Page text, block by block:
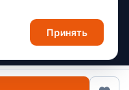
персональных
Принять